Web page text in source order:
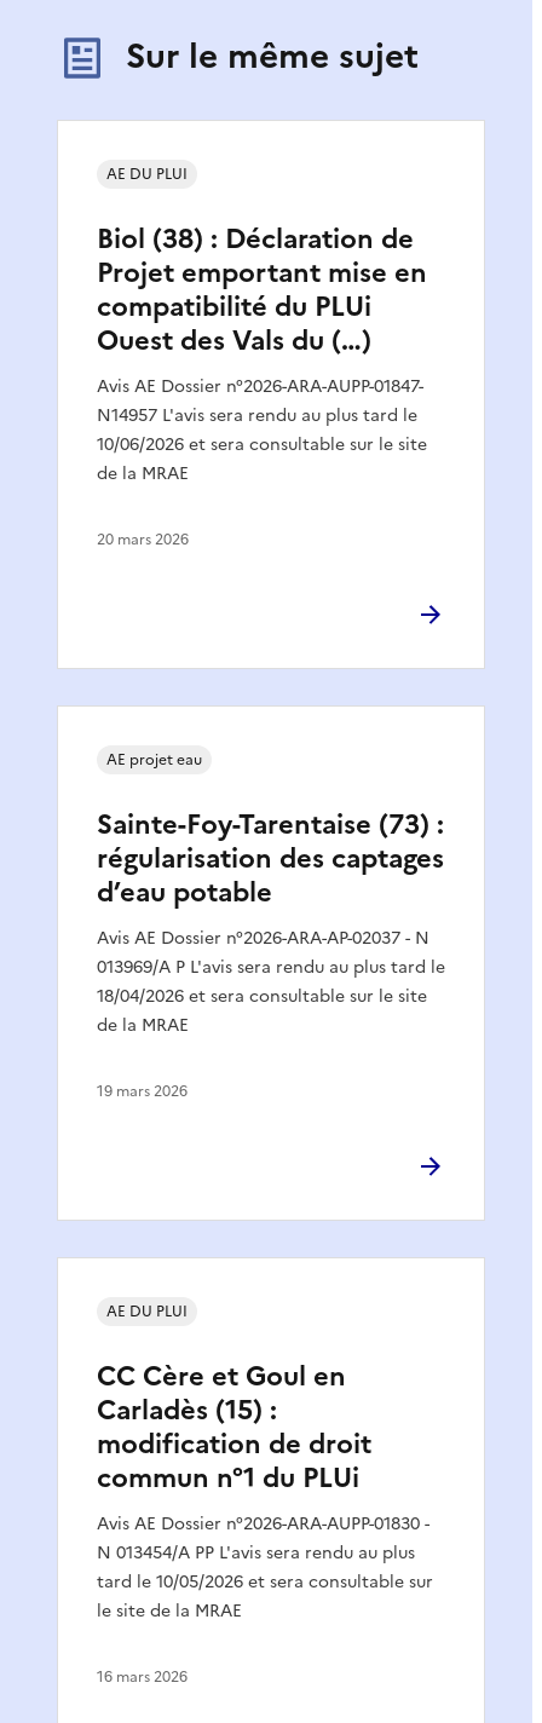
Sur le même sujet
Biol (38) : Déclaration de
Projet emportant mise en
compatibilité du PLUi
Ouest des Vals du (…)
Avis AE Dossier n°2026-ARA-AUPP-01847-
N14957 L'avis sera rendu au plus tard le
10/06/2026 et sera consultable sur le site
de la MRAE
AE DU PLUI
20 mars 2026
Sainte-Foy-Tarentaise (73) :
régularisation des captages
d’eau potable
Avis AE Dossier n°2026-ARA-AP-02037 - N
013969/A P L'avis sera rendu au plus tard le
18/04/2026 et sera consultable sur le site
de la MRAE
AE projet eau
19 mars 2026
CC Cère et Goul en
Carladès (15) :
modification de droit
commun n°1 du PLUi
Avis AE Dossier n°2026-ARA-AUPP-01830 -
N 013454/A PP L'avis sera rendu au plus
tard le 10/05/2026 et sera consultable sur
le site de la MRAE
AE DU PLUI
16 mars 2026